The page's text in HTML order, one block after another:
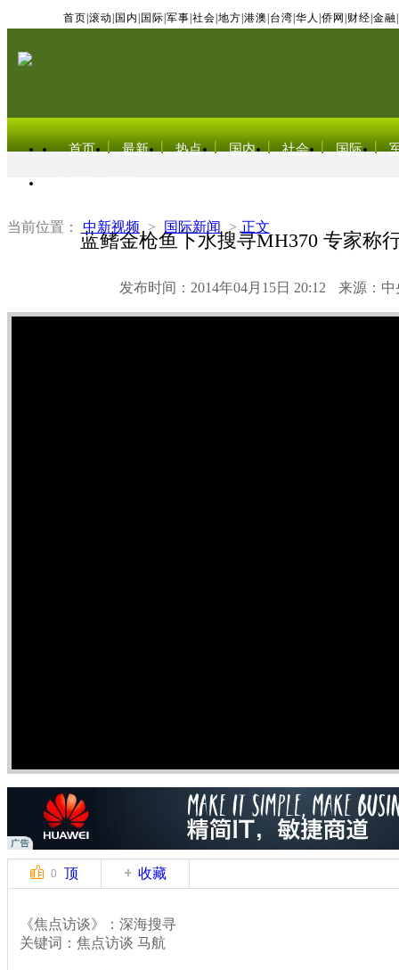
首页 滚动 国内 国际 军事 社会 地方 港澳 台湾 华人 侨网 财经 金融
首页 最新 热点 国内 社会 国际
当前位置： 中新视频 > 国际新闻 > 正文
蓝鳍金枪鱼下水搜寻MH370 专家称
发布时间：2014年04月15日 20:12 来源：中
0 顶 收藏
《焦点访谈》：深海搜寻
关键词：焦点访谈 马航